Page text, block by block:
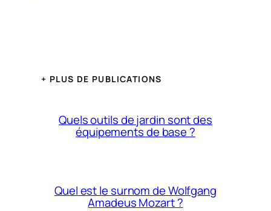
+ PLUS DE PUBLICATIONS
Quels outils de jardin sont des
équipements de base ?
Quel est le surnom de Wolfgang
Amadeus Mozart ?